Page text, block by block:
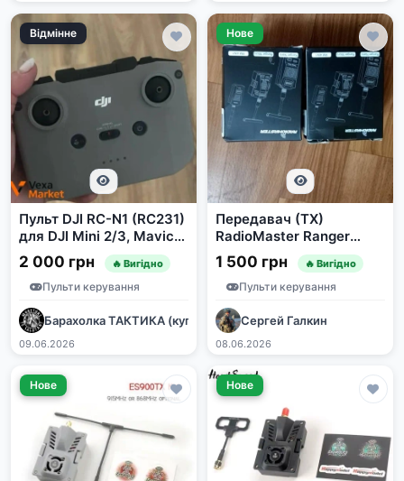
Відмінне
Пульт DJI RC-N1 (RC231)
для DJI Mini 2/3, Mavic
Air 2/2S, Mavic 3
2 000 грн 🔥 Вигідно
Пульти керування
Барахолка ТАКТИКА (купівля/продаж)🇺🇦🇺🇦🇺🇦
09.06.2026
Нове
Передавач (TX)
RadioMaster Ranger
Nano 2.4GHz ELRS
1 500 грн 🔥 Вигідно
Пульти керування
Сергей Галкин
08.06.2026
Нове Нове